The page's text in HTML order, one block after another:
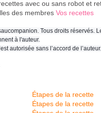
avec ou sans robot et
des membres Vos recettes
Tous droits réservés.
à l'auteur.
autorisée sans l’accord de l’auteur.